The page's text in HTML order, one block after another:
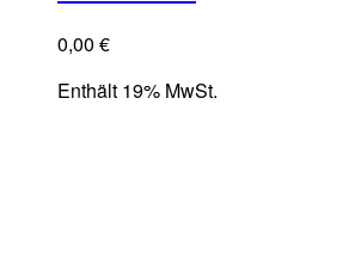
0,00 €
Enthält 19% MwSt.